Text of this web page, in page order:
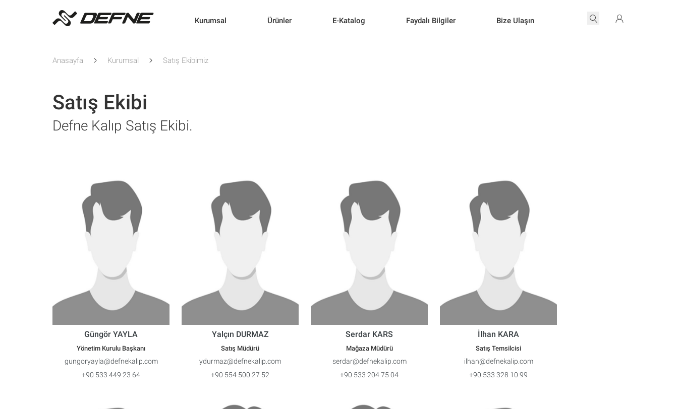
Kurumsal Ürünler E-Katalog Faydalı Bilgiler Bize Ulaşın
Anasayfa Kurumsal Satış Ekibimiz
Satış Ekibi
Defne Kalıp Satış Ekibi.
Güngör YAYLA
Yönetim Kurulu Başkanı
gungoryayla@defnekalip.com
+90 533 449 23 64
Yalçın DURMAZ
Satış Müdürü
ydurmaz@defnekalip.com
+90 554 500 27 52
Serdar KARS
Mağaza Müdürü
serdar@defnekalip.com
+90 533 204 75 04
İlhan KARA
Satış Temsilcisi
ilhan@defnekalip.com
+90 533 328 10 99